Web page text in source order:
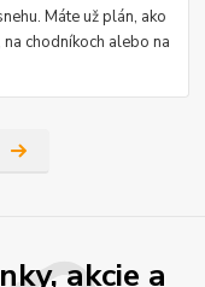
Máte už plán, ako
chodníkoch alebo na
akcie a